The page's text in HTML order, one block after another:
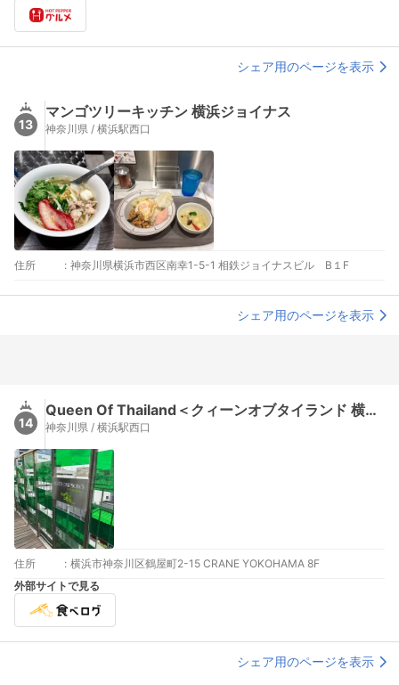
シェア用のページを表示
13
マンゴツリーキッチン 横浜ジョイナス
神奈川県 / 横浜駅西口
住所 : 神奈川県横浜市西区南幸1-5-1 相鉄ジョイナスビル B１F
シェア用のページを表示
14
Queen Of Thailand＜クィーンオブタイランド 横浜＞
神奈川県 / 横浜駅西口
住所 : 横浜市神奈川区鶴屋町2-15 CRANE YOKOHAMA 8F
外部サイトで見る
シェア用のページを表示